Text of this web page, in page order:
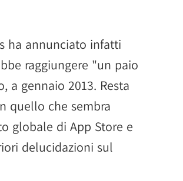
ha annunciato infatti
raggiungere "un paio
a gennaio 2013. Resta
quello che sembra
globale di App Store e
delucidazioni sul